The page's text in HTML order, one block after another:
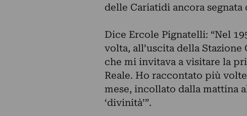
delle Cariatidi ancora
Dice Ercole Pignatelli: “Nel
volta, all’uscita della
che mi invitava a visitare la
Reale. Ho raccontato più
mese, incollato dalla mattina
‘divinità’”.